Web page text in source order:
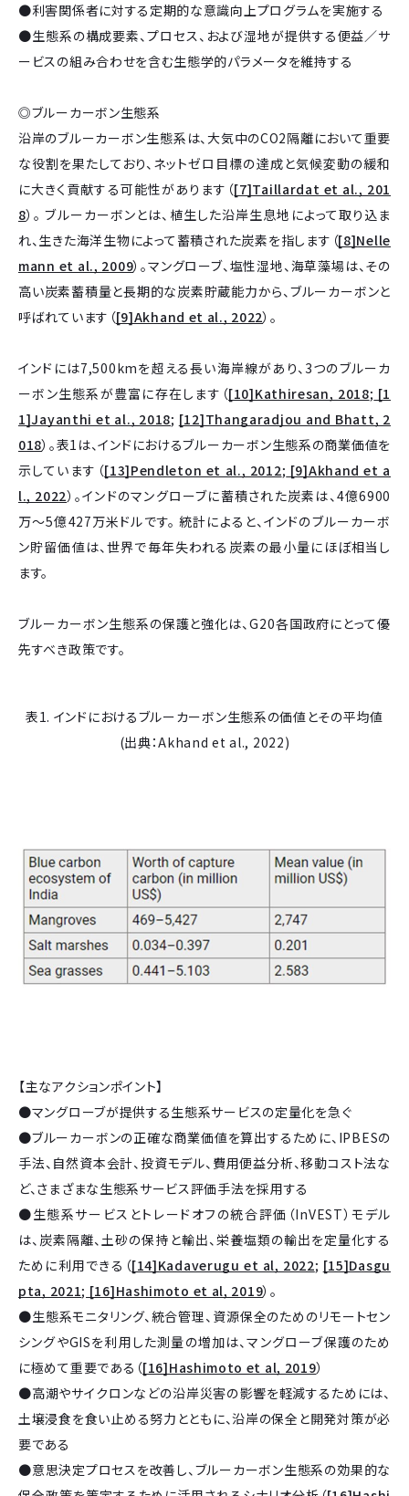
●利害関係者に対する定期的な意識向上プログラムを実施する
●生態系の構成要素、プロセス、および湿地が提供する便益／サ
ービスの組み合わせを含む生態学的パラメータを維持する
◎ブルーカーボン生態系
沿岸のブルーカーボン生態系は、大気中のCO2隔離において重要
な役割を果たしており、ネットゼロ目標の達成と気候変動の緩和
に大きく貢献する可能性があります（[7]Taillardat et al., 201
8）。 ブルーカーボンとは、植生した沿岸生息地によって取り込ま
れ、生きた海洋生物によって蓄積された炭素を指します（[8]Nelle
mann et al., 2009）。マングローブ、塩性湿地、海草藻場は、その
高い炭素蓄積量と長期的な炭素貯蔵能力から、ブルーカーボンと
呼ばれています（[9]Akhand et al., 2022）。
インドには7,500kmを超える長い海岸線があり、3つのブルーカ
ーボン生態系が豊富に存在します（[10]Kathiresan, 2018; [1
1]Jayanthi et al., 2018; [12]Thangaradjou and Bhatt, 2
018）。表1は、インドにおけるブルーカーボン生態系の商業価値を
示しています（[13]Pendleton et al., 2012; [9]Akhand et a
l., 2022）。インドのマングローブに蓄積された炭素は、4億6900
万～5億427万米ドルです。 統計によると、インドのブルーカーボ
ン貯留価値は、世界で毎年失われる炭素の最小量にほぼ相当し
ます。
ブルーカーボン生態系の保護と強化は、G20各国政府にとって優
先すべき政策です。
表1. インドにおけるブルーカーボン生態系の価値とその平均値
(出典：Akhand et al., 2022)
【主なアクションポイント】
●マングローブが提供する生態系サービスの定量化を急ぐ
●ブルーカーボンの正確な商業価値を算出するために、IPBESの
手法、自然資本会計、投資モデル、費用便益分析、移動コスト法な
ど、さまざまな生態系サービス評価手法を採用する
●生態系サービスとトレードオフの統合評価（InVEST）モデル
は、炭素隔離、土砂の保持と輸出、栄養塩類の輸出を定量化する
ために利用できる（[14]Kadaverugu et al, 2022; [15]Dasgu
pta, 2021; [16]Hashimoto et al, 2019）。
●生態系モニタリング、統合管理、資源保全のためのリモートセン
シングやGISを利用した測量の増加は、マングローブ保護のため
に極めて重要である（[16]Hashimoto et al, 2019）
●高潮やサイクロンなどの沿岸災害の影響を軽減するためには、
土壌浸食を食い止める努力とともに、沿岸の保全と開発対策が必
要である
●意思決定プロセスを改善し、ブルーカーボン生態系の効果的な